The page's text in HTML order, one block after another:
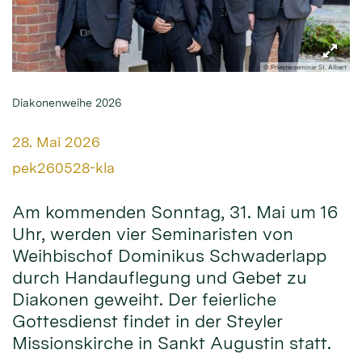
© Priesterseminar St. Albert
Diakonenweihe 2026
Datum:
28. Mai 2026
Von:
pek260528-kla
Am kommenden Sonntag, 31. Mai um 16
Uhr, werden vier Seminaristen von
Weihbischof Dominikus Schwaderlapp
durch Handauflegung und Gebet zu
Diakonen geweiht. Der feierliche
Gottesdienst findet in der Steyler
Missionskirche in Sankt Augustin statt.